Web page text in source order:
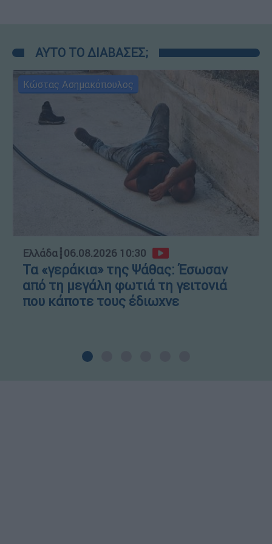
ΑΥΤΟ ΤΟ ΔΙΑΒΑΣΕΣ;
Κώστας Ασημακόπουλος
Ελλάδα┋06.08.2026 10:30
Τα «γεράκια» της Ψάθας: Έσωσαν
από τη μεγάλη φωτιά τη γειτονιά
που κάποτε τους έδιωχνε